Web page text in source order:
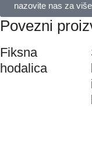
nazovite nas za
Povezni
Fiksna
hodalica